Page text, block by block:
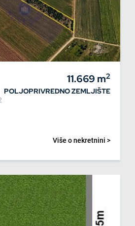
11.669 m2
POLJOPRIVREDNO ZEMLJIŠTE
Više o nekretnini >